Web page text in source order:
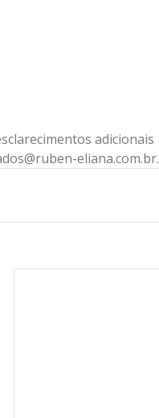
adicionais
eliana.com.br.